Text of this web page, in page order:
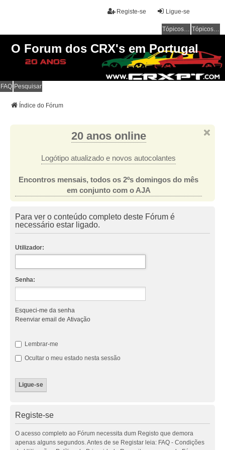
Ligue-se
Registe-se
Tópicos sem resposta Tópicos ativos
O Forum dos CRX's em Portugal
FAQ Pesquisar
Índice do Fórum
20 anos online
Logótipo atualizado e novos autocolantes
Encontros mensais, todos os 2ºs domingos do mês
em conjunto com o AJA
Para ver o conteúdo completo deste Fórum é
necessário estar ligado.
Utilizador:
Senha:
Esqueci-me da senha
Reenviar email de Ativação
Lembrar-me
Ocultar o meu estado nesta sessão
Registe-se
O acesso completo ao Fórum necessita dum Registo que demora
apenas alguns segundos. Antes de se Registar leia: FAQ - Condições